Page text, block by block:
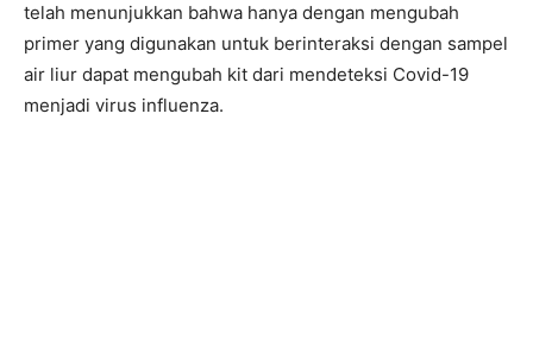
telah menunjukkan bahwa hanya dengan mengubah
primer yang digunakan untuk berinteraksi dengan sampel
air liur dapat mengubah kit dari mendeteksi Covid-19
menjadi virus influenza.